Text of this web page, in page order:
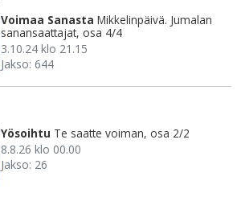
Voimaa Sanasta Mikkelinpäivä. Jumalan
sanansaattajat, osa 4/4
3.10.24 klo 21.15
Jakso: 644
Yösoihtu Te saatte voiman, osa 2/2
8.8.26 klo 00.00
Jakso: 26